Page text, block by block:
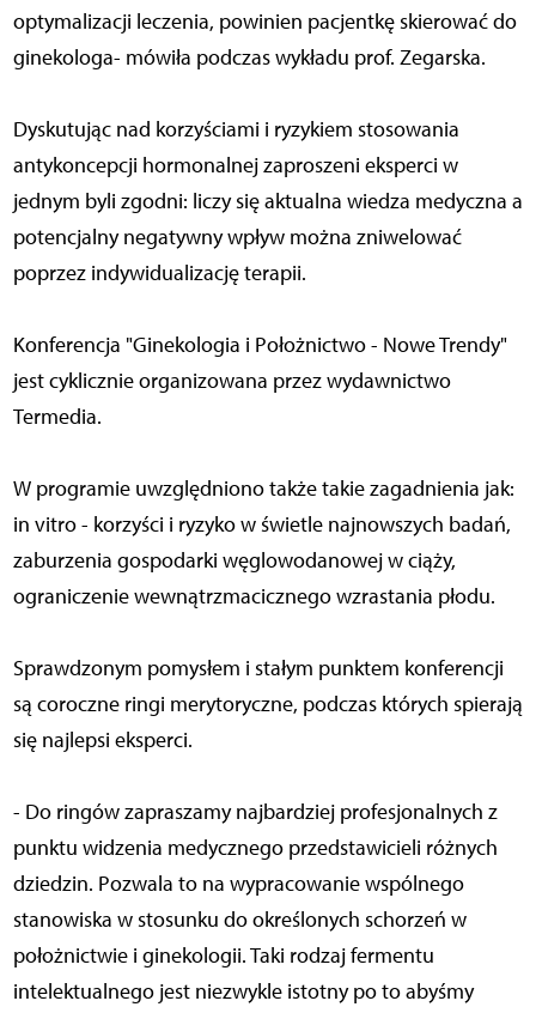
optymalizacji leczenia, powinien pacjentkę skierować do
ginekologa- mówiła podczas wykładu prof. Zegarska.
Dyskutując nad korzyściami i ryzykiem stosowania
antykoncepcji hormonalnej zaproszeni eksperci w
jednym byli zgodni: liczy się aktualna wiedza medyczna a
potencjalny negatywny wpływ można zniwelować
poprzez indywidualizację terapii.
Konferencja "Ginekologia i Położnictwo - Nowe Trendy"
jest cyklicznie organizowana przez wydawnictwo
Termedia.
W programie uwzględniono także takie zagadnienia jak:
in vitro - korzyści i ryzyko w świetle najnowszych badań,
zaburzenia gospodarki węglowodanowej w ciąży,
ograniczenie wewnątrzmacicznego wzrastania płodu.
Sprawdzonym pomysłem i stałym punktem konferencji
są coroczne ringi merytoryczne, podczas których spierają
się najlepsi eksperci.
- Do ringów zapraszamy najbardziej profesjonalnych z
punktu widzenia medycznego przedstawicieli różnych
dziedzin. Pozwala to na wypracowanie wspólnego
stanowiska w stosunku do określonych schorzeń w
położnictwie i ginekologii. Taki rodzaj fermentu
intelektualnego jest niezwykle istotny po to abyśmy